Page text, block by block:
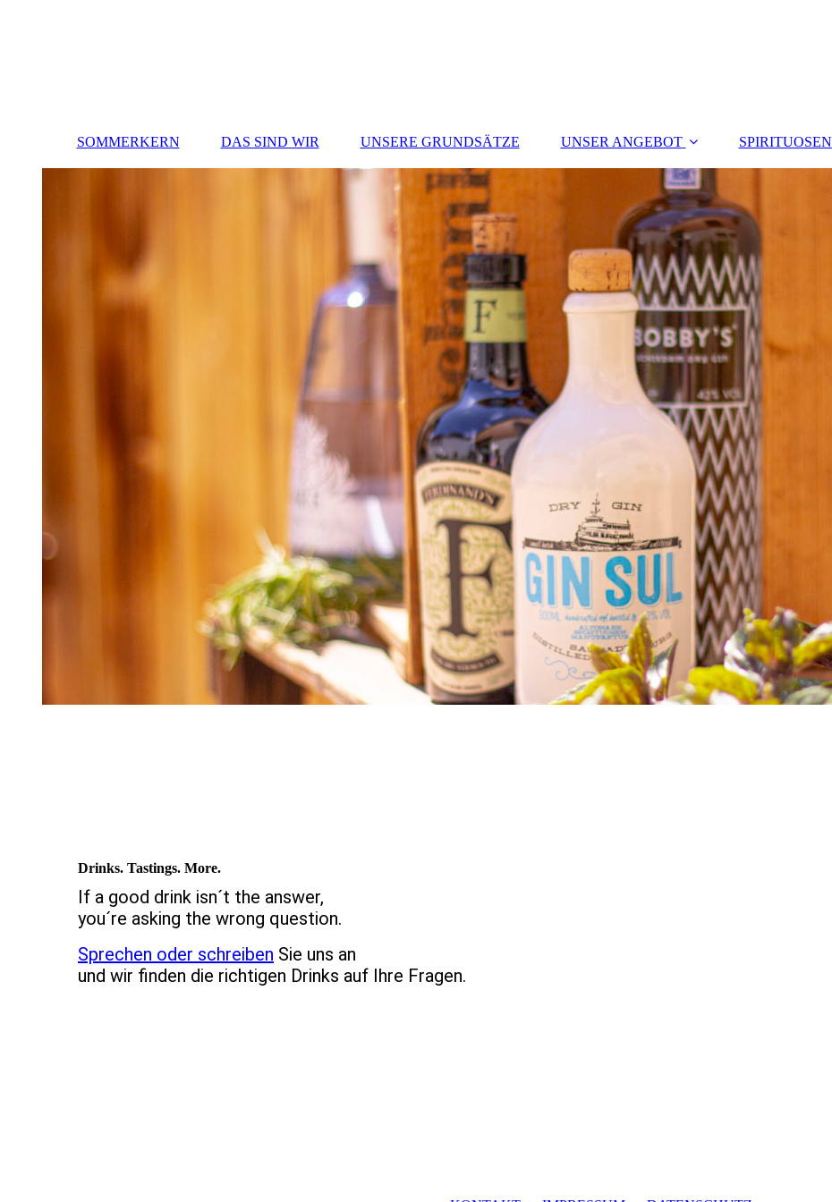
SOMMERKERN DAS SIND WIR UNSERE GRUNDSÄTZE UNSER ANGEBOT SPIRITUOSEN
Drinks. Tastings. More.
If a good drink isn´t the answer,
you´re asking the wrong question.
Sprechen oder schreiben Sie uns an
und wir finden die richtigen Drinks auf Ihre Fragen.